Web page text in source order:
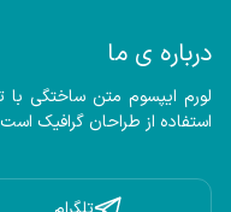
درباره ی ما
استفاده از طراحان گرافیک است